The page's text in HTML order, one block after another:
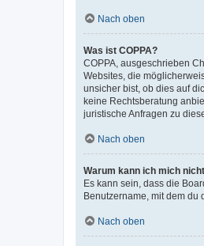
Nach oben
Was ist COPPA?
COPPA, ausgeschrieben
Websites, die
unsicher bist, ob dies auf
keine Rechtsberatung
juristische Anfragen zu
Nach oben
Warum kann ich mich
Es kann sein, dass die
Benutzername, mit dem du
Nach oben